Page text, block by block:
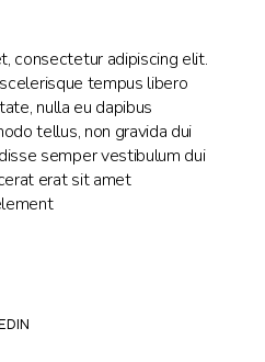
consectetur adipiscing elit.
tempus libero
nulla eu dapibus
tellus, non gravida dui
semper vestibulum dui
erat sit amet